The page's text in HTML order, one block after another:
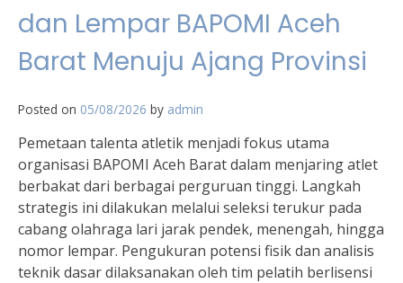
dan Lempar BAPOMI Aceh
Barat Menuju Ajang Provinsi
Posted on 05/08/2026 by admin
Pemetaan talenta atletik menjadi fokus utama
organisasi BAPOMI Aceh Barat dalam menjaring atlet
berbakat dari berbagai perguruan tinggi. Langkah
strategis ini dilakukan melalui seleksi terukur pada
cabang olahraga lari jarak pendek, menengah, hingga
nomor lempar. Pengukuran potensi fisik dan analisis
teknik dasar dilaksanakan oleh tim pelatih berlisensi